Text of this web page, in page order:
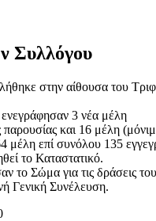
Συλλόγου
στην αίθουσα του
3 νέα μέλη
και 16 μέλη
μέλη επί συνόλου 135
το Καταστατικό.
το Σώμα για τις δράσεις
Γενική Συνέλευση.